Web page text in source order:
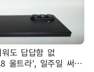
도 답답함 없
울트라', 일주일 써보